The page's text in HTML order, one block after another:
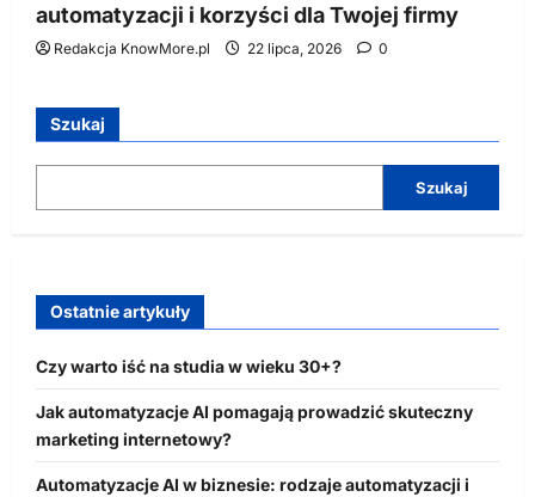
automatyzacji i korzyści dla Twojej firmy
Redakcja KnowMore.pl 22 lipca, 2026 0
Szukaj
Szukaj
Ostatnie artykuły
Czy warto iść na studia w wieku 30+?
Jak automatyzacje AI pomagają prowadzić skuteczny
marketing internetowy?
Automatyzacje AI w biznesie: rodzaje automatyzacji i